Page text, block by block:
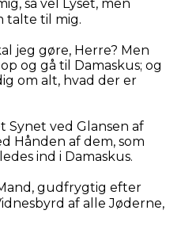
så vel Lyset, men
talte til mig.
jeg gøre, Herre? Men
og gå til Damaskus; og
om alt, hvad der er
Synet ved Glansen af
Hånden af dem, som
ind i Damaskus.
gudfrygtig efter
af alle Jøderne,